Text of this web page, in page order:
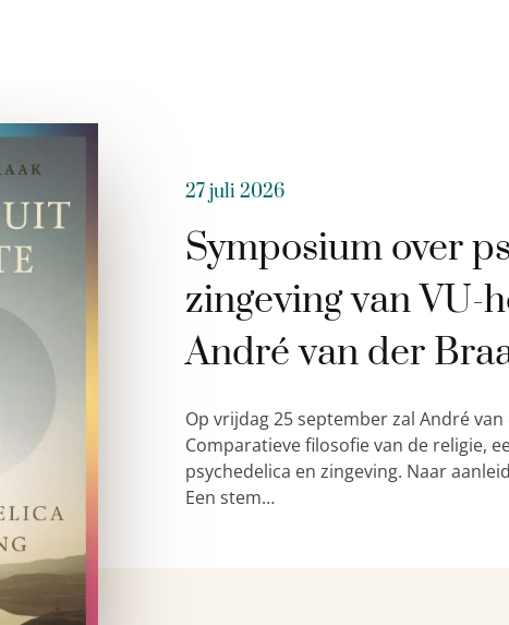
27 juli 2026
Symposium over
zingeving van VU-
André van der
Op vrijdag 25 september zal André
Comparatieve filosofie van de religie,
psychedelica en zingeving. Naar
Een stem…